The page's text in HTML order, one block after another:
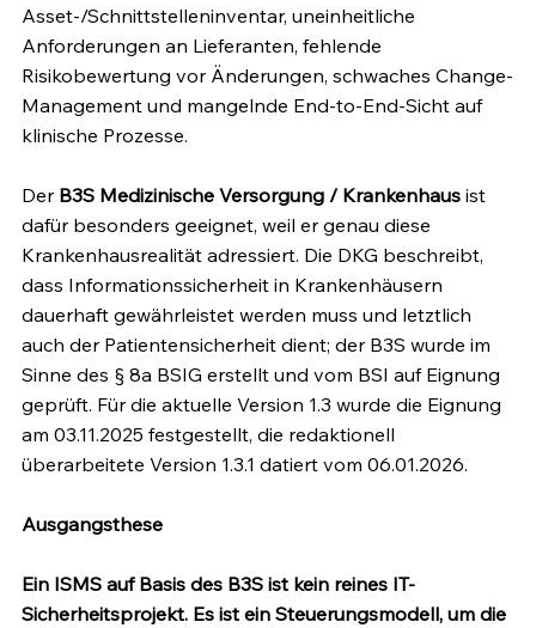
Asset-/Schnittstelleninventar, uneinheitliche
Anforderungen an Lieferanten, fehlende
Risikobewertung vor Änderungen, schwaches Change-
Management und mangelnde End-to-End-Sicht auf
klinische Prozesse.
Der B3S Medizinische Versorgung / Krankenhaus ist
dafür besonders geeignet, weil er genau diese
Krankenhausrealität adressiert. Die DKG beschreibt,
dass Informationssicherheit in Krankenhäusern
dauerhaft gewährleistet werden muss und letztlich
auch der Patientensicherheit dient; der B3S wurde im
Sinne des § 8a BSIG erstellt und vom BSI auf Eignung
geprüft. Für die aktuelle Version 1.3 wurde die Eignung
am 03.11.2025 festgestellt, die redaktionell
überarbeitete Version 1.3.1 datiert vom 06.01.2026.
Ausgangsthese
Ein ISMS auf Basis des B3S ist kein reines IT-
Sicherheitsprojekt. Es ist ein Steuerungsmodell, um die